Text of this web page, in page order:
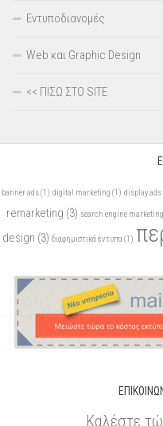
Εντυποδιανομές
Web και Graphic Design
<< ΠΙΣΩ ΣΤΟ SITE
banner ads(1) digital marketing (1) display ads
remarketing (3) search engine marketing
design (3) διαφημιστικά έντυπα(1)
Καλέστε